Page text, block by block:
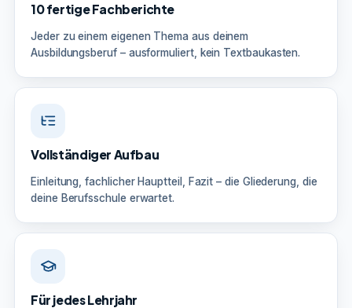
10 fertige Fachberichte
Jeder zu einem eigenen Thema aus deinem
Ausbildungsberuf – ausformuliert, kein Textbaukasten.
Vollständiger Aufbau
Einleitung, fachlicher Hauptteil, Fazit – die Gliederung, die
deine Berufsschule erwartet.
Für jedes Lehrjahr